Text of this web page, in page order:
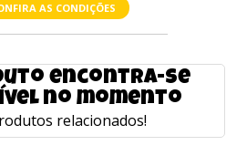
AS CONDIÇÕES
encontra-se
no momento
relacionados!